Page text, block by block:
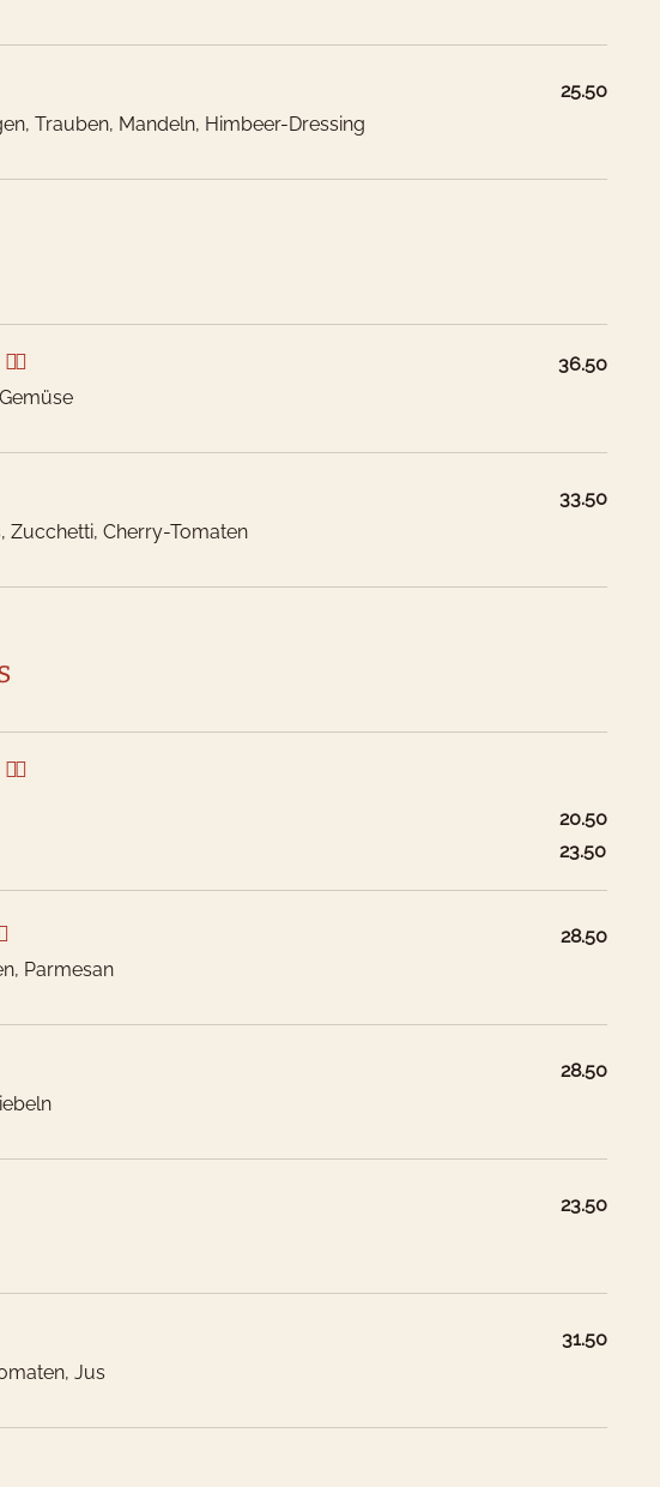
Trauben, Mandeln, Himbeer-Dressing
25.50
36.50
Cherry-Tomaten
33.50
20.50
23.50
Parmesan
28.50
28.50
23.50
Jus
31.50
NH: Kann mit nichthormonellen Leistungsfördern, wie Antibiotika